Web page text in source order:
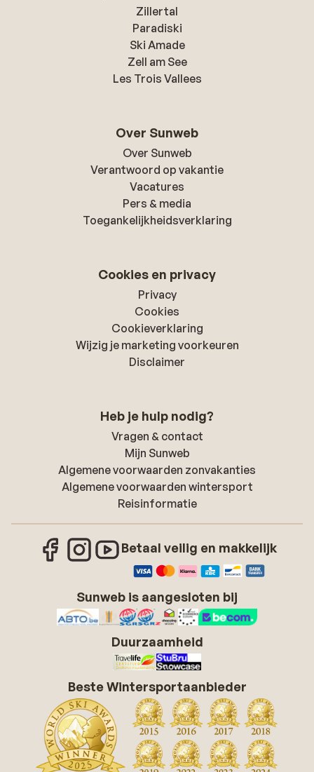
Zillertal
Paradiski
Ski Amade
Zell am See
Les Trois Vallees
Over Sunweb
Over Sunweb
Verantwoord op vakantie
Vacatures
Pers & media
Toegankelijkheidsverklaring
Cookies en privacy
Privacy
Cookies
Cookieverklaring
Wijzig je marketing voorkeuren
Disclaimer
Heb je hulp nodig?
Vragen & contact
Mijn Sunweb
Algemene voorwaarden zonvakanties
Algemene voorwaarden wintersport
Reisinformatie
Betaal veilig en makkelijk
Sunweb is aangesloten bij
Duurzaamheid
Beste Wintersportaanbieder